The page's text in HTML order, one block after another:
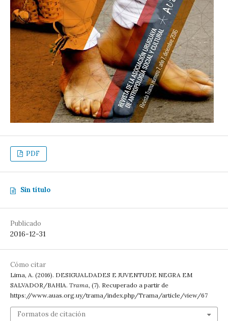
PDF
Sin título
Publicado
2016-12-31
Cómo citar
Lima, A. (2016). DESIGUALDADES E JUVENTUDE NEGRA EM
SALVADOR/BAHIA. Trama, (7). Recuperado a partir de
https://www.auas.org.uy/trama/index.php/Trama/article/view/67
Formatos de citación